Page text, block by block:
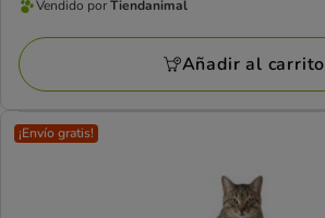
Vendido
por
Tiendanimal
Vendido porTiendanimal
Añadir al carrito
¡Envío gratis!